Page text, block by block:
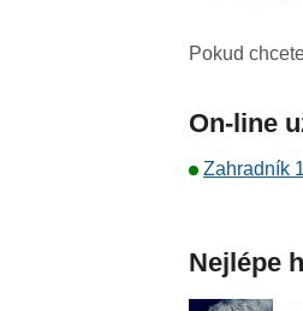
Pokud
On-line
Zahradník
Nejlépe